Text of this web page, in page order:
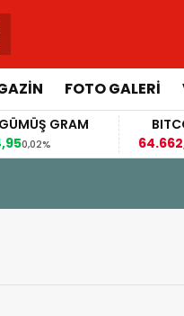
FOTO GALERİ
GRAM
BITCOIN
64.662,00-